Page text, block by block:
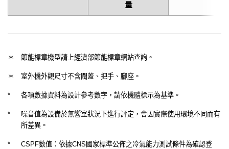
量
＊ 節能標章機型請上經濟部節能標章網站查詢。
＊ 室外機外觀尺寸不含閥蓋、把手、腳座。
* 各項數據資料為設計參考數字，請依機體標示為基準。
*
噪音值為設備於無響室狀況下進行評定，會因實際使用環境不同而有
所差異。
*
CSPF數值：依據CNS國家標準公佈之冷氣能力測試條件為確認登